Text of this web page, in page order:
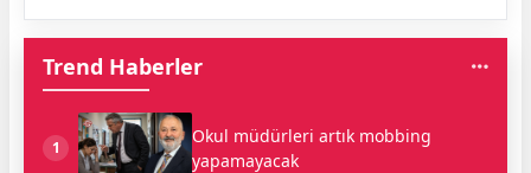
Trend Haberler
1
Okul müdürleri artık mobbing
yapamayacak